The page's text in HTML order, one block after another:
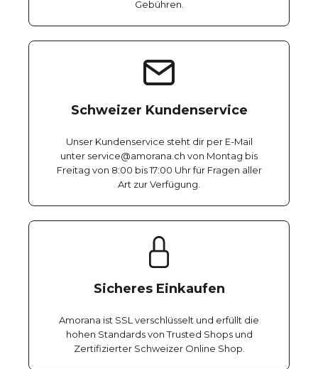
Gebühren.
Schweizer Kundenservice
Unser Kundenservice steht dir per E-Mail
unter service@amorana.ch von Montag bis
Freitag von 8:00 bis 17:00 Uhr für Fragen aller
Art zur Verfügung.
Sicheres Einkaufen
Amorana ist SSL verschlüsselt und erfüllt die
hohen Standards von Trusted Shops und
Zertifizierter Schweizer Online Shop.